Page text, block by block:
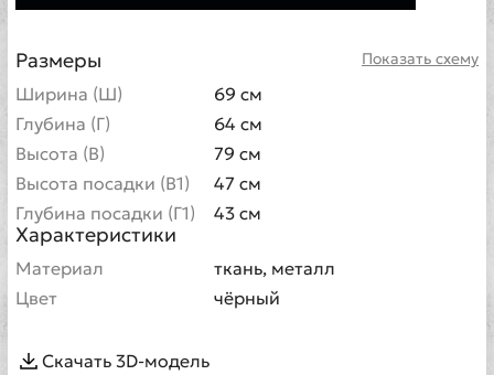
Показать схему
Размеры
Ширина (Ш)
69 см
Глубина (Г)
64 см
Высота (В)
79 см
Высота посадки (В1)
47 см
Глубина посадки (Г1)
43 см
Характеристики
Материал
ткань, металл
Цвет
чёрный
Скачать 3D-модель